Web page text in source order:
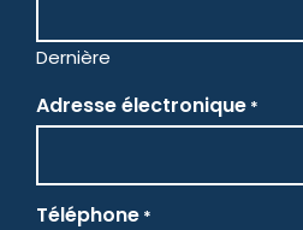
Dernière
Adresse électronique *
Téléphone *